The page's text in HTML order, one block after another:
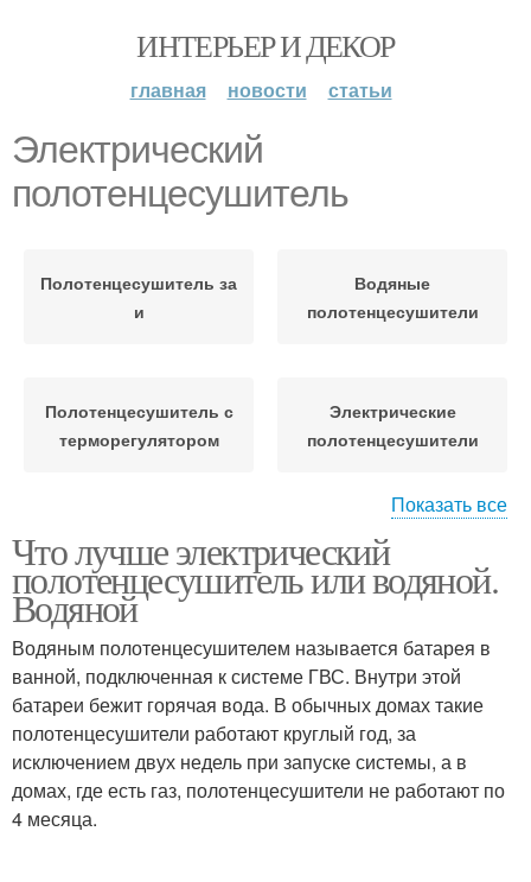
ИНТЕРЬЕР И ДЕКОР
главная новости статьи
Электрический
полотенцесушитель
Полотенцесушитель за
и
Водяные
полотенцесушители
Полотенцесушитель с
терморегулятором
Электрические
полотенцесушители
полотенцесушитель
Комбинированный
полотенцесушитель
Электрический змеевик
Показать все
Что лучше электрический
полотенцесушитель или водяной.
Водяной
Водяным полотенцесушителем называется батарея в
ванной, подключенная к системе ГВС. Внутри этой
батареи бежит горячая вода. В обычных домах такие
полотенцесушители работают круглый год, за
исключением двух недель при запуске системы, а в
домах, где есть газ, полотенцесушители не работают по
4 месяца.